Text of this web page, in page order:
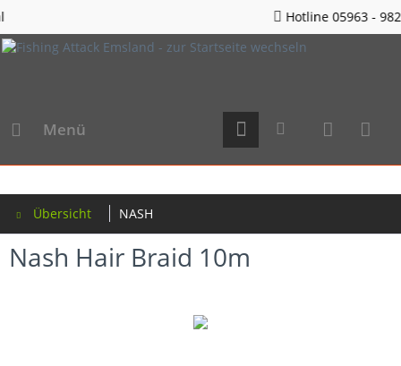
Hotline 05963 - 982823
Menü
Übersicht NASH
Nash Hair Braid 10m